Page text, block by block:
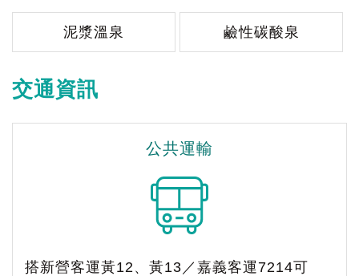
泥漿溫泉 鹼性碳酸泉
交通資訊
公共運輸
搭新營客運黃12、黃13／嘉義客運7214可